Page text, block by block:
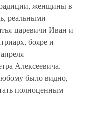
женщины в
реальными
царевичи Иван и
бояре и
Алексеевича.
было видно,
полноценным